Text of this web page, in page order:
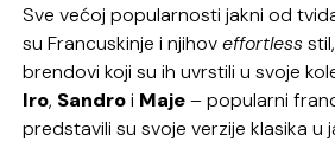
Sve većoj popularnosti jakni od
su Francuskinje i njihoveffortless
brendovi koji su ih uvrstili u svoje
Iro, Sandroi Maje– popularni
predstavili su svoje verzije klasika u